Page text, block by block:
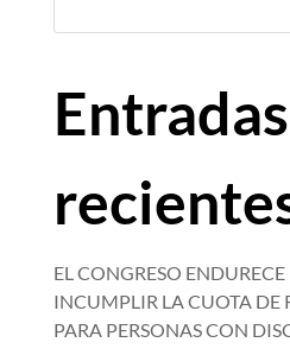
Entradas
EL CONGRESO
INCUMPLIR LA CUOTA DE
PARA PERSONAS CON